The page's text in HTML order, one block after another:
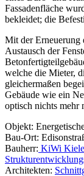
Fassadenfläche
bekleidet; die
Mit der Erneuerung
Austausch der
welche die Mieter,
gleichermaßen
Gebäude wie ein
optisch nichts mehr
Objekt:
Bau-Ort:
Bauherr: KiWi
Architekten: